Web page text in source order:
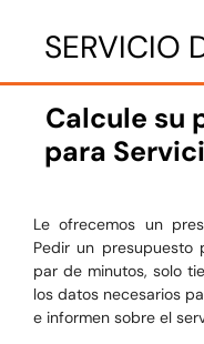
SERVICIO
Calcule su
para
Le ofrecemos un
Pedir un presupuesto
par de minutos, solo
los datos necesarios
e informen sobre el